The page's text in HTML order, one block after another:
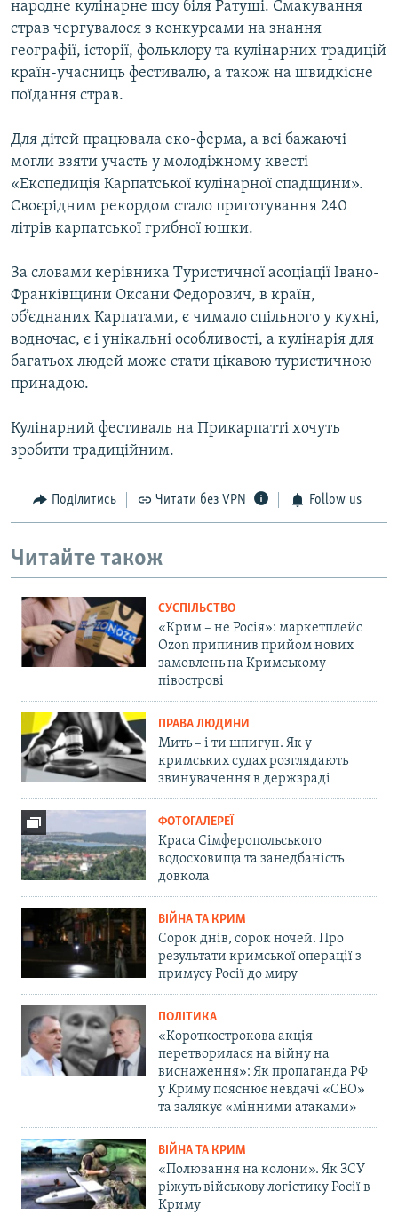
народне кулінарне шоу біля Ратуші. Смакування
страв чергувалося з конкурсами на знання
географії, історії, фольклору та кулінарних традицій
країн-учасниць фестивалю, а також на швидкісне
поїдання страв.
Для дітей працювала еко-ферма, а всі бажаючі
могли взяти участь у молодіжному квесті
«Експедиція Карпатської кулінарної спадщини».
Своєрідним рекордом стало приготування 240
літрів карпатської грибної юшки.
За словами керівника Туристичної асоціації Івано-
Франківщини Оксани Федорович, в країн,
об’єднаних Карпатами, є чимало спільного у кухні,
водночас, є і унікальні особливості, а кулінарія для
багатьох людей може стати цікавою туристичною
принадою.
Кулінарний фестиваль на Прикарпатті хочуть
зробити традиційним.
Поділитись Читати без VPN Follow us
Читайте також
СУСПІЛЬСТВО
«Крим – не Росія»: маркетплейс
Ozon припинив прийом нових
замовлень на Кримському
півострові
ПРАВА ЛЮДИНИ
Мить – і ти шпигун. Як у
кримських судах розглядають
звинувачення в держзраді
ФОТОГАЛЕРЕЇ
Краса Сімферопольського
водосховища та занедбаність
довкола
ВІЙНА ТА КРИМ
Сорок днів, сорок ночей. Про
результати кримської операції з
примусу Росії до миру
ПОЛІТИКА
«Короткострокова акція
перетворилася на війну на
виснаження»: Як пропаганда РФ
у Криму пояснює невдачі «СВО»
та залякує «мінними атаками»
ВІЙНА ТА КРИМ
«Полювання на колони». Як ЗСУ
ріжуть військову логістику Росії в
Криму